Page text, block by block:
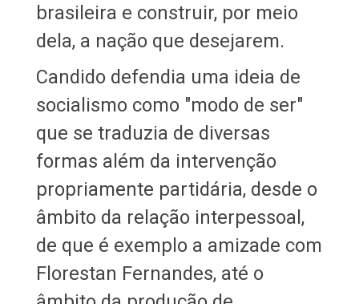
brasileira e construir, por meio
dela, a nação que desejarem.
Candido defendia uma ideia de
socialismo como "modo de ser"
que se traduzia de diversas
formas além da intervenção
propriamente partidária, desde o
âmbito da relação interpessoal,
de que é exemplo a amizade com
Florestan Fernandes, até o